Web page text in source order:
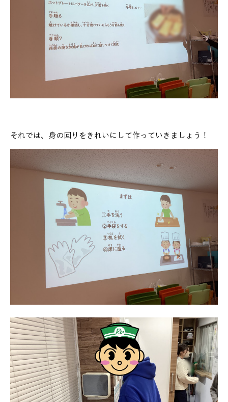
それでは、身の回りをきれいにして作っていきましょう！